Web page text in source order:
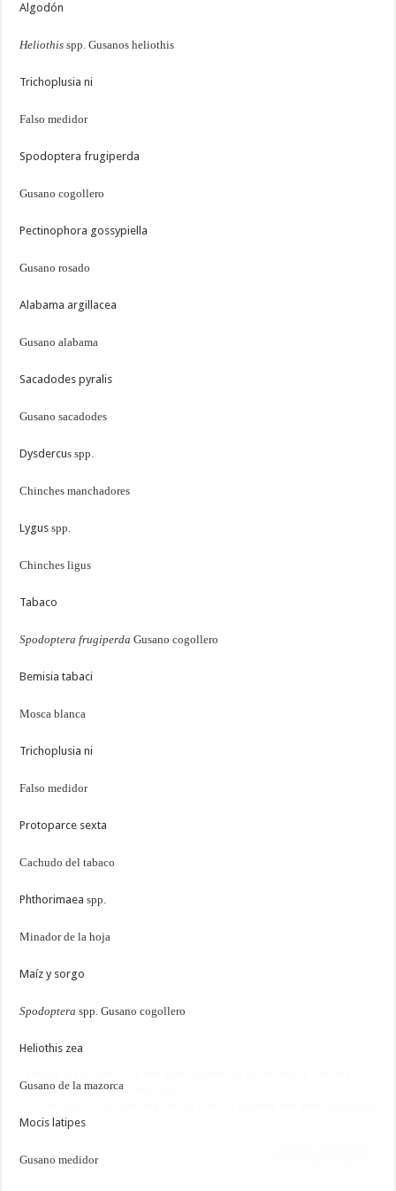
Algodón
Heliothisspp. Gusanos heliothis
Trichoplusia ni
Falso medidor
Spodoptera frugiperda
Gusano cogollero
Pectinophora gossypiella
Gusano rosado
Alabama argillacea
Gusano alabama
Sacadodes pyralis
Gusano sacadodes
Dysdercus spp.
Chinches manchadores
Lygusspp.
Chinches ligus
Tabaco
Spodoptera frugiperdaGusano cogollero
Bemisia tabaci
Mosca blanca
Trichoplusia ni
Falso medidor
Protoparce sexta
Cachudo del tabaco
Phthorimaeaspp.
Minador de la hoja
Maíz y sorgo
Spodopteraspp. Gusano cogollero
Heliothis zea
Gusano de la mazorca
Mocis latipes
Gusano medidor